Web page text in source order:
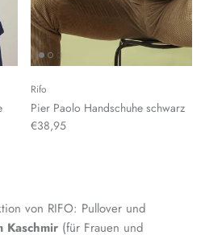
Rifo
Pier Paolo Handschuhe schwarz
€38,95
von RIFO: Pullover und
Kaschmir (für Frauen und